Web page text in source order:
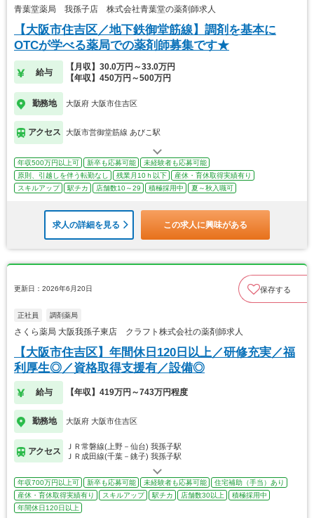
青葉堂薬局 我孫子店 株式会社青葉堂の薬剤師求人
【大阪市住吉区／地下鉄御堂筋線】調剤を基本に
OTCが学べる薬局での薬剤師募集です★
給与
【月収】30.0万円～33.0万円
【年収】450万円～500万円
勤務地 大阪府 大阪市住吉区
アクセス 大阪市営御堂筋線 あびこ駅
年収500万円以上可 新卒も応募可能
未経験者も応募可能
原則、引越しを伴う転勤なし
残業月10ｈ以下
産休・育休取得実績有り
スキルアップ
駅チカ 店舗数10～29 積極採用中 夏～秋入職可
求人の詳細を見る この求人に興味がある
更新日：2026年6月20日 保存する
正社員 調剤薬局
さくら薬局 大阪我孫子東店 クラフト株式会社の薬剤師求人
【大阪市住吉区】年間休日120日以上／研修充実／福
利厚生◎／資格取得支援有／設備◎
給与 【年収】419万円～743万円程度
勤務地 大阪府 大阪市住吉区
アクセス
ＪＲ常磐線(上野－仙台) 我孫子駅
ＪＲ成田線(千葉－銚子) 我孫子駅
年収700万円以上可 新卒も応募可能 未経験者も応募可能
住宅補助（手当）あり
産休・育休取得実績有り
スキルアップ 駅チカ 店舗数30以上
積極採用中
年間休日120日以上